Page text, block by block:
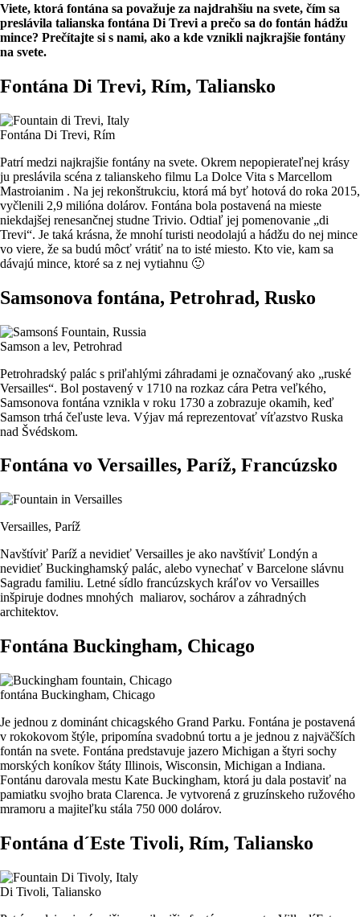
Viete, ktorá fontána sa považuje za najdrahšiu na svete, čím sa
preslávila talianska fontána Di Trevi a prečo sa do fontán hádžu
mince? Prečítajte si s nami, ako a kde vznikli najkrajšie fontány
na svete.
Fontána Di Trevi, Rím, Taliansko
Fontána Di Trevi, Rím
Patrí medzi najkrajšie fontány na svete. Okrem nepopierateľnej krásy
ju preslávila scéna z talianskeho filmu La Dolce Vita s Marcellom
Mastroianim . Na jej rekonštrukciu, ktorá má byť hotová do roka 2015,
vyčlenili 2,9 milióna dolárov. Fontána bola postavená na mieste
niekdajšej renesančnej studne Trivio. Odtiaľ jej pomenovanie „di
Trevi“. Je taká krásna, že mnohí turisti neodolajú a hádžu do nej mince
vo viere, že sa budú môcť vrátiť na to isté miesto. Kto vie, kam sa
dávajú mince, ktoré sa z nej vytiahnu 🙂
Samsonova fontána, Petrohrad, Rusko
Samson a lev, Petrohrad
Petrohradský palác s priľahlými záhradami je označovaný ako „ruské
Versailles“. Bol postavený v 1710 na rozkaz cára Petra veľkého,
Samsonova fontána vznikla v roku 1730 a zobrazuje okamih, keď
Samson trhá čeľuste leva. Výjav má reprezentovať víťazstvo Ruska
nad Švédskom.
Fontána vo Versailles, Paríž, Francúzsko
Versailles, Paríž
Navštíviť Paríž a nevidieť Versailles je ako navštíviť Londýn a
nevidieť Buckinghamský palác, alebo vynechať v Barcelone slávnu
Sagradu familiu. Letné sídlo francúzskych kráľov vo Versailles
inšpiruje dodnes mnohých maliarov, sochárov a záhradných
architektov.
Fontána Buckingham, Chicago
fontána Buckingham, Chicago
Je jednou z dominánt chicagského Grand Parku. Fontána je postavená
v rokokovom štýle, pripomína svadobnú tortu a je jednou z najväčších
fontán na svete. Fontána predstavuje jazero Michigan a štyri sochy
morských koníkov štáty Illinois, Wisconsin, Michigan a Indiana.
Fontánu darovala mestu Kate Buckingham, ktorá ju dala postaviť na
pamiatku svojho brata Clarenca. Je vytvorená z gruzínskeho ružového
mramoru a majiteľku stála 750 000 dolárov.
Fontána d´Este Tivoli, Rím, Taliansko
Di Tivoli, Taliansko